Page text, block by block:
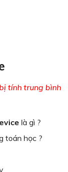
tính trung bình
là gì ?
toán học ?